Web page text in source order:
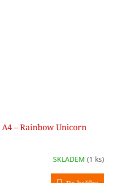
– Rainbow Unicorn
SKLADEM (1 ks)